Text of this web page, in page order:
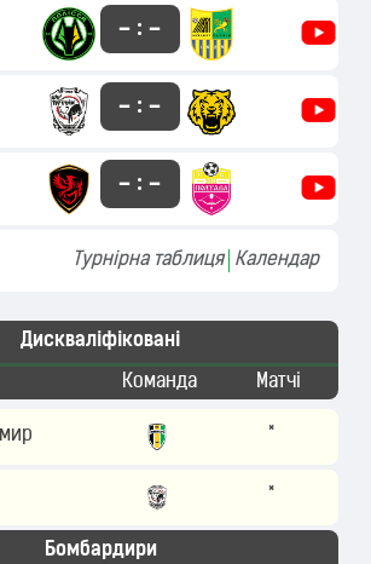
– : –
– : –
– : –
Турнірна таблиця Календар
Дискваліфіковані
Команда Матчі
*
*
Бомбардири